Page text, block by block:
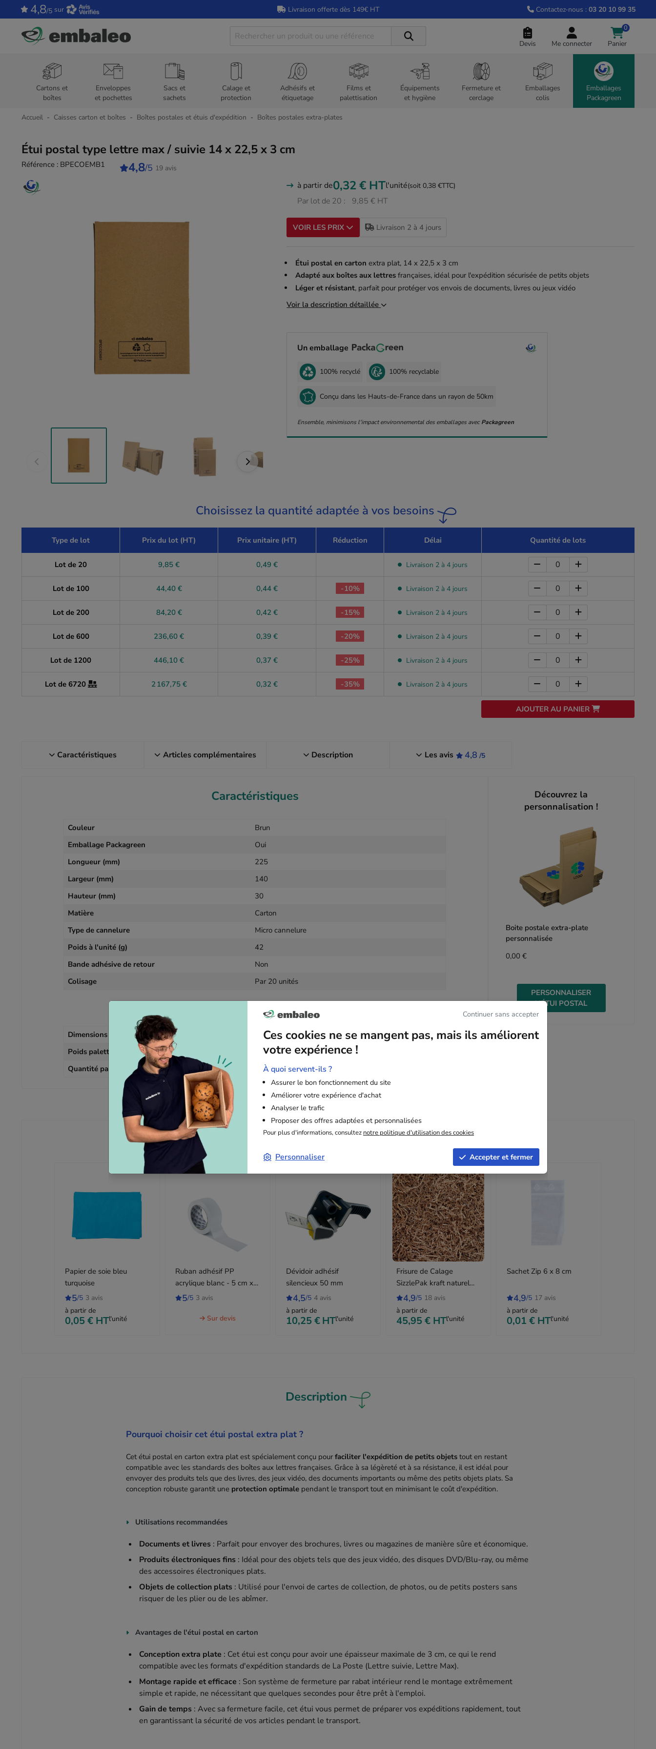
4,8/5 sur Livraison offerte dès 149€ HT Contactez-nous : 03 20 10 99 35
Devis Me connecter Panier
0
Cartons et
boîtes
Enveloppes
et pochettes
Sacs et
sachets
Calage et
protection
Adhésifs et
étiquetage
Films et
palettisation
Équipements
et hygiène
Fermeture et
cerclage
Emballages
colis
Emballages
Packagreen
Accueil Caisses carton et boîtes Boîtes postales et étuis d'expédition Boîtes postales extra-plates
Étui postal type lettre max / suivie 14 x 22,5 x 3 cm
Référence : BPECOEMB1 4,8/5 19 avis
à partir de0,32 € HTl'unité(soit 0,38 €TTC)
Par lot de 20 : 9,85 € HT
VOIR LES PRIX Livraison 2 à 4 jours
Étui postal en carton extra plat, 14 x 22,5 x 3 cm
Adapté aux boîtes aux lettresfrançaises, idéal pour l'expédition sécurisée de petits objets
Léger et résistant, parfait pour protéger vos envois de documents, livres ou jeux vidéo
Voir la description détaillée
Un emballage
100% recyclé 100% recyclable
Conçu dans les Hauts-de-France dans un rayon de 50km
Ensemble, minimisons l'impact environnemental des emballages avecPackagreen
Choisissez la quantité adaptée à vos besoins
Type de lot Prix du lot (HT) Prix unitaire (HT) Réduction Délai Quantité de lots
Lot de 20 9,85 € 0,49 € Livraison 2 à 4 jours
Lot de 100 44,40 € 0,44 € -10% Livraison 2 à 4 jours
Lot de 200 84,20 € 0,42 € -15% Livraison 2 à 4 jours
Lot de 600 236,60 € 0,39 € -20% Livraison 2 à 4 jours
Lot de 1200 446,10 € 0,37 € -25% Livraison 2 à 4 jours
Lot de 6720 2 167,75 € 0,32 € -35% Livraison 2 à 4 jours
AJOUTER AU PANIER
Caractéristiques Articles complémentaires Description Les avis 4,8 /5
Caractéristiques
Couleur
Brun
Emballage Packagreen
Oui
Longueur (mm)
225
Largeur (mm)
140
Hauteur (mm)
30
Matière
Carton
Type de cannelure
Micro cannelure
Poids à l'unité (g)
42
Bande adhésive de retour
Non
Colisage
Par 20 unités
Informations palette
Dimensions palette
120 x 100 x 135 cm
Poids palette
286 Kg
Quantité palette
6720
Découvrez la
personnalisation !
Boite postale extra-plate
personnalisée
0,00 €
PERSONNALISER
L'ÉTUI POSTAL
Articles complémentaires
Papier de soie bleu
turquoise
5/5 3 avis
à partir de
0,05 € HTl'unité
Ruban adhésif PP
acrylique blanc - 5 cm x
100 m
5/5 3 avis
Sur devis
Dévidoir adhésif
silencieux 50 mm
4,5/5 4 avis
à partir de
10,25 € HTl'unité
Frisure de Calage
SizzlePak kraft naturel
10kg
4,9/5 18 avis
à partir de
45,95 € HTl'unité
Sachet Zip 6 x 8 cm
4,9/5 17 avis
à partir de
0,01 € HTl'unité
Description
Pourquoi choisir cet étui postal extra plat ?
Cet étui postal en carton extra plat est spécialement conçu pourfaciliter l'expédition de petits objets tout en restant
compatible avec les standards des boîtes aux lettres françaises. Grâce à sa légèreté et à sa résistance, il est idéal pour
envoyer des produits tels que des livres, des jeux vidéo, des documents importants ou même des petits objets plats. Sa
conception robuste garantit une protection optimale pendant le transport tout en minimisant le coût d'expédition.
Utilisations recommandées
Documents et livres : Parfait pour envoyer des brochures, livres ou magazines de manière sûre et économique.
Produits électroniques fins : Idéal pour des objets tels que des jeux vidéo, des disques DVD/Blu-ray, ou même
des accessoires électroniques plats.
Objets de collection plats : Utilisé pour l'envoi de cartes de collection, de photos, ou de petits posters sans
risquer de les plier ou de les abîmer.
Avantages de l'étui postal en carton
Conception extra plate : Cet étui est conçu pour avoir une épaisseur maximale de 3 cm, ce qui le rend
compatible avec les formats d'expédition standards de La Poste (Lettre suivie, Lettre Max).
Montage rapide et efficace : Son système de fermeture par rabat intérieur rend le montage extrêmement
simple et rapide, ne nécessitant que quelques secondes pour être prêt à l'emploi.
Gain de temps : Avec sa fermeture facile, cet étui vous permet de préparer vos expéditions rapidement, tout
en garantissant la sécurité de vos articles pendant le transport.
Continuer sans accepter
Ces cookies ne se mangent pas, mais ils améliorent
votre expérience !
À quoi servent-ils ?
Assurer le bon fonctionnement du site
Améliorer votre expérience d'achat
Analyser le trafic
Proposer des offres adaptées et personnalisées
Pour plus d'informations, consultez notre politique d'utilisation des cookies
Personnaliser Accepter et fermer